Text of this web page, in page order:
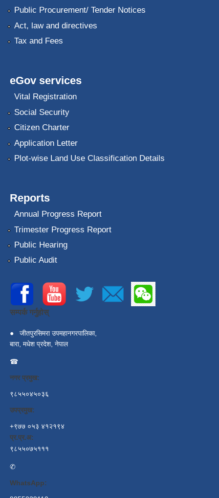
Public Procurement/ Tender Notices
Act, law and directives
Tax and Fees
eGov services
Vital Registration
Social Security
Citizen Charter
Application Letter
Plot-wise Land Use Classification Details
Reports
Annual Progress Report
Trimester Progress Report
Public Hearing
Public Audit
सम्पर्क गर्नुहोस्
●
जीतपुरसिमरा उपमहानगरपालिका,
बारा, मधेश प्रदेश, नेपाल
☎
नगर प्रमुख:
९८५५०४५०३६
उपप्रमुख:
+९७७ ०५३ ४१२१९४
प्र.प्र.अ:
९८५५०७५१११
✆
WhatsApp: